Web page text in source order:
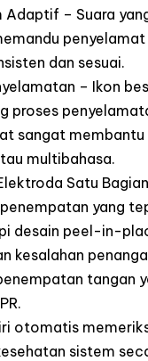
Adaptif – Suara
dan sesuai.
– Ikon
proses
sangat membantu
multibahasa.
Satu
yang
desain peel-in-
kesalahan
tangan
otomatis
sistem